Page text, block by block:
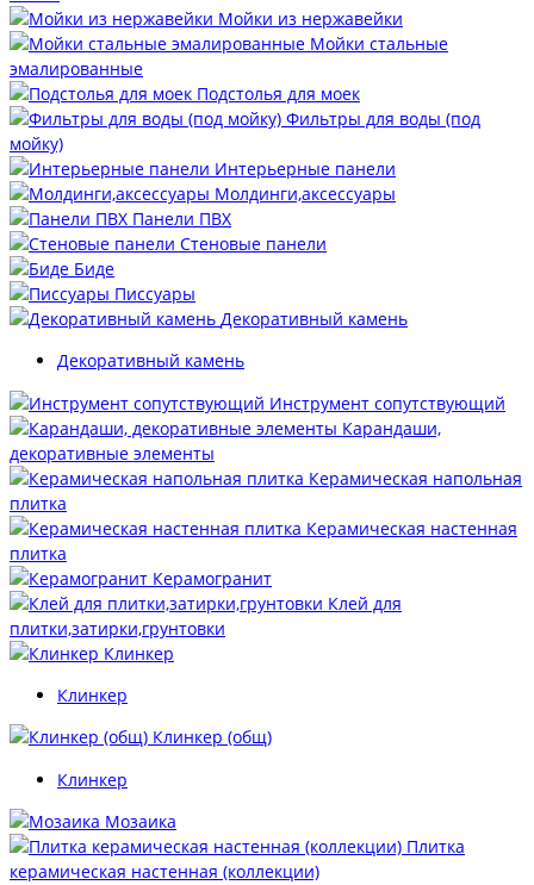
Мойки из нержавейки
Мойки стальные
эмалированные
Подстолья для моек
Фильтры для воды (под
мойку)
Интерьерные панели
Молдинги,аксессуары
Панели ПВХ
Стеновые панели
Биде
Писсуары
Декоративный камень
Декоративный камень
Инструмент сопутствующий
Карандаши,
декоративные элементы
Керамическая напольная
плитка
Керамическая настенная
плитка
Керамогранит
Клей для
плитки,затирки,грунтовки
Клинкер
Клинкер
Клинкер (общ)
Клинкер
Мозаика
Плитка
керамическая настенная (коллекции)